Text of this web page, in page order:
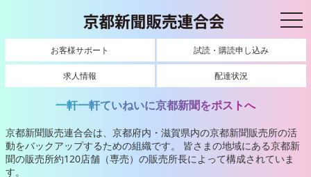
お客様サポート 試読・購読申し込み
求人情報 配達状況
一軒一軒ていねいに京都新聞をポストへ
京都新聞販売連合会は、京都府内・滋賀県内の京都新聞販売所の活
動をバックアップするための組織です。 皆さまの地域にある京都新
聞の販売所約120店舗（専売）の販売所長によって構成されていま
す。